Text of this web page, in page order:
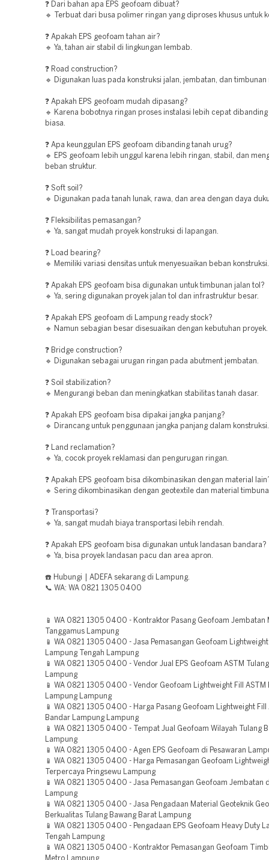
❓ Dari bahan apa EPS geofoam dibuat?
🔹 Terbuat dari busa polimer ringan yang diproses khusus untuk
❓ Apakah EPS geofoam tahan air?
🔹 Ya, tahan air stabil di lingkungan lembab.
❓ Road construction?
🔹 Digunakan luas pada konstruksi jalan, jembatan, dan timbunan
❓ Apakah EPS geofoam mudah dipasang?
🔹 Karena bobotnya ringan proses instalasi lebih cepat
biasa.
❓ Apa keunggulan EPS geofoam dibanding tanah urug?
🔹 EPS geofoam lebih unggul karena lebih ringan, stabil, dan
beban struktur.
❓ Soft soil?
🔹 Digunakan pada tanah lunak, rawa, dan area dengan daya
❓ Fleksibilitas pemasangan?
🔹 Ya, sangat mudah proyek konstruksi di lapangan.
❓ Load bearing?
🔹 Memiliki variasi densitas untuk menyesuaikan beban konstruksi.
❓ Apakah EPS geofoam bisa digunakan untuk timbunan jalan tol?
🔹 Ya, sering digunakan proyek jalan tol dan infrastruktur besar.
❓ Apakah EPS geofoam di Lampung ready stock?
🔹 Namun sebagian besar disesuaikan dengan kebutuhan proyek.
❓ Bridge construction?
🔹 Digunakan sebagai urugan ringan pada abutment jembatan.
❓ Soil stabilization?
🔹 Mengurangi beban dan meningkatkan stabilitas tanah dasar.
❓ Apakah EPS geofoam bisa dipakai jangka panjang?
🔹 Dirancang untuk penggunaan jangka panjang dalam konstruksi.
❓ Land reclamation?
🔹 Ya, cocok proyek reklamasi dan pengurugan ringan.
❓ Apakah EPS geofoam bisa dikombinasikan dengan material
🔹 Sering dikombinasikan dengan geotextile dan material
❓ Transportasi?
🔹 Ya, sangat mudah biaya transportasi lebih rendah.
❓ Apakah EPS geofoam bisa digunakan untuk landasan bandara?
🔹 Ya, bisa proyek landasan pacu dan area apron.
☎️ Hubungi | ADEFA sekarang di Lampung.
📞 WA: WA 0821 1305 0400
📱 WA 0821 1305 0400 - Kontraktor Pasang Geofoam Jembatan
Tanggamus Lampung
📱 WA 0821 1305 0400 - Jasa Pemasangan Geofoam Lightweight
Lampung Tengah Lampung
📱 WA 0821 1305 0400 - Vendor Jual EPS Geofoam ASTM
Lampung
📱 WA 0821 1305 0400 - Vendor Geofoam Lightweight Fill ASTM
Lampung Lampung
📱 WA 0821 1305 0400 - Harga Pasang Geofoam Lightweight Fill
Bandar Lampung Lampung
📱 WA 0821 1305 0400 - Tempat Jual Geofoam Wilayah Tulang
Lampung
📱 WA 0821 1305 0400 - Agen EPS Geofoam di Pesawaran
📱 WA 0821 1305 0400 - Harga Pemasangan Geofoam
Terpercaya Pringsewu Lampung
📱 WA 0821 1305 0400 - Jasa Pemasangan Geofoam Jembatan
Lampung
📱 WA 0821 1305 0400 - Jasa Pengadaan Material Geoteknik
Berkualitas Tulang Bawang Barat Lampung
📱 WA 0821 1305 0400 - Pengadaan EPS Geofoam Heavy Duty
Tengah Lampung
📱 WA 0821 1305 0400 - Kontraktor Pemasangan Geofoam
Metro Lampung